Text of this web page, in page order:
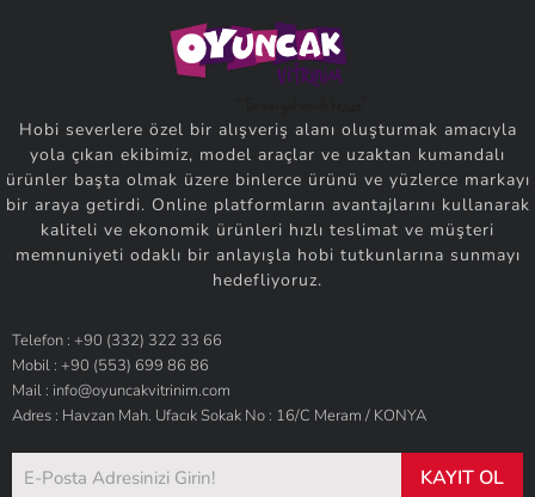
Hobi severlere özel bir alışveriş alanı oluşturmak amacıyla
yola çıkan ekibimiz, model araçlar ve uzaktan kumandalı
ürünler başta olmak üzere binlerce ürünü ve yüzlerce markayı
bir araya getirdi. Online platformların avantajlarını kullanarak
kaliteli ve ekonomik ürünleri hızlı teslimat ve müşteri
memnuniyeti odaklı bir anlayışla hobi tutkunlarına sunmayı
hedefliyoruz.
Telefon : +90 (332) 322 33 66
Mobil : +90 (553) 699 86 86
Mail : info@oyuncakvitrinim.com
Adres : Havzan Mah. Ufacık Sokak No : 16/C Meram / KONYA
KAYIT OL